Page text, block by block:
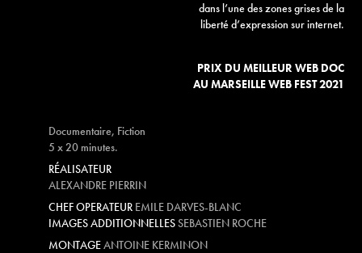
dans l’une des zones grises de la
liberté d’expression sur internet.
PRIX DU MEILLEUR WEB DOC
AU MARSEILLE WEB FEST 2021
Documentaire, Fiction
5 x 20 minutes.
RÉALISATEUR
ALEXANDRE PIERRIN
CHEF OPERATEUR EMILE DARVES-BLANC
IMAGES ADDITIONNELLESSEBASTIEN ROCHE
MONTAGEANTOINE KERMINON